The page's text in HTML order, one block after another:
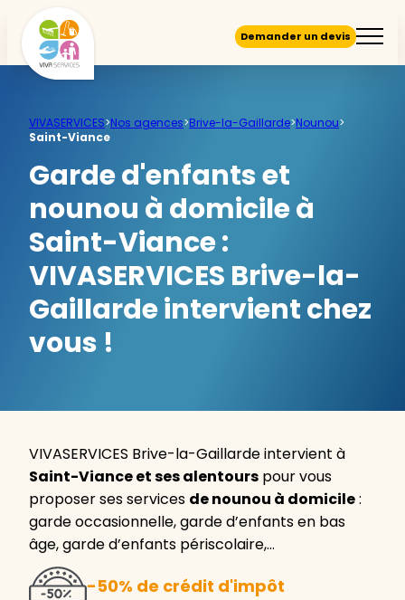
Demander un devis
VIVASERVICES>Nos agences>Brive-la-Gaillarde>Nounou>
Saint-Viance
Garde d'enfants et
nounou à domicile à
Saint-Viance :
VIVASERVICES Brive-la-
Gaillarde intervient chez
vous !
VIVASERVICES Brive-la-Gaillarde intervient à
Saint-Viance et ses alentours pour vous
proposer ses services de nounou à domicile:
garde occasionnelle, garde d’enfants en bas
âge, garde d’enfants périscolaire,…
-50% de crédit d'impôt